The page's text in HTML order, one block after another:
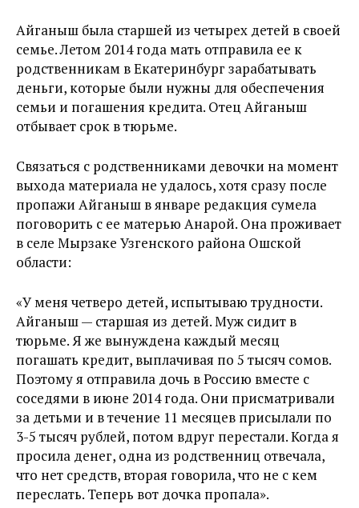
Айганыш была старшей из четырех детей в своей
семье. Летом 2014 года мать отправила ее к
родственникам в Екатеринбург зарабатывать
деньги, которые были нужны для обеспечения
семьи и погашения кредита. Отец Айганыш
отбывает срок в тюрьме.
Связаться с родственниками девочки на момент
выхода материала не удалось, хотя сразу после
пропажи Айганыш в январе редакция сумела
поговорить с ее матерью Анарой. Она проживает
в селе Мырзаке Узгенского района Ошской
области:
«У меня четверо детей, испытываю трудности.
Айганыш — старшая из детей. Муж сидит в
тюрьме. Я же вынуждена каждый месяц
погашать кредит, выплачивая по 5 тысяч сомов.
Поэтому я отправила дочь в Россию вместе с
соседями в июне 2014 года. Они присматривали
за детьми и в течение 11 месяцев присылали по
3-5 тысяч рублей, потом вдруг перестали. Когда я
просила денег, одна из родственниц отвечала,
что нет средств, вторая говорила, что не с кем
переслать. Теперь вот дочка пропала».